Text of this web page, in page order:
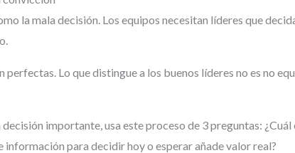
la mala decisión. Los equipos necesitan líderes que
perfectas. Lo que distingue a los buenos líderes no es no
decisión importante, usa este proceso de 3 preguntas:
información para decidir hoy o esperar añade valor real?